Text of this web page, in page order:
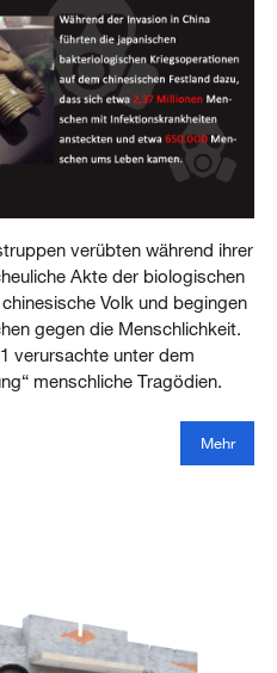
was found for this media.
verübten während ihrer
Akte der biologischen
Volk und begingen
gegen die Menschlichkeit.
verursachte unter dem
menschliche Tragödien.
Mehr